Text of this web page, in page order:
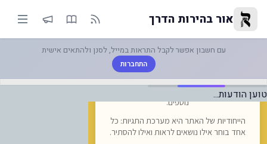
סקייאפ (SkyUp) משיקה קו טיסות חדש בין קישינב לתל אביב, הח... | אור בהירות הדרך
אור בהירות הדרך
עם חשבון אפשר לקבל התראות במייל, לסנן ולהתאים אישית
התחברות
טוען הודעות...